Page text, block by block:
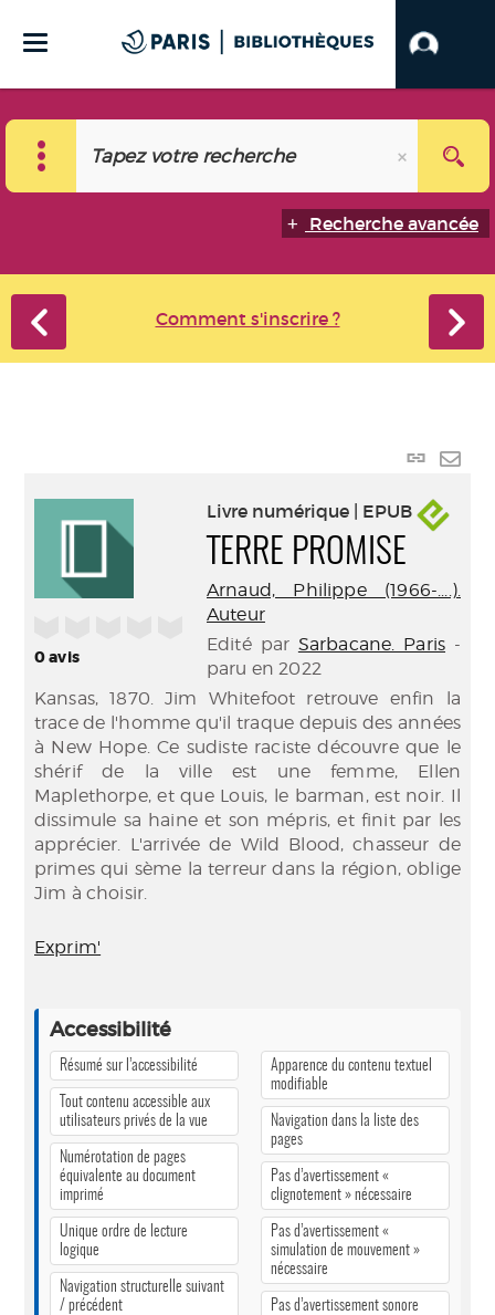
Recherche avancée
Comment s'inscrire ?
Lien
0avis
Livre numérique | EPUB
TERRE PROMISE
Arnaud, Philippe (1966-....).
Auteur
Edité par Sarbacane. Paris -
paru en 2022
Kansas, 1870. Jim Whitefoot retrouve enfin la
trace de l'homme qu'il traque depuis des années
à New Hope. Ce sudiste raciste découvre que le
shérif de la ville est une femme, Ellen
Maplethorpe, et que Louis, le barman, est noir. Il
dissimule sa haine et son mépris, et finit par les
apprécier. L'arrivée de Wild Blood, chasseur de
primes qui sème la terreur dans la région, oblige
Jim à choisir.
Exprim'
Accessibilité
Résumé sur l’accessibilité
Tout contenu accessible aux
utilisateurs privés de la vue
Numérotation de pages
équivalente au document
imprimé
Unique ordre de lecture
logique
Navigation structurelle suivant
/ précédent
Apparence du contenu textuel
modifiable
Navigation dans la liste des
pages
Pas d’avertissement «
clignotement » nécessaire
Pas d’avertissement «
simulation de mouvement »
nécessaire
Pas d’avertissement sonore